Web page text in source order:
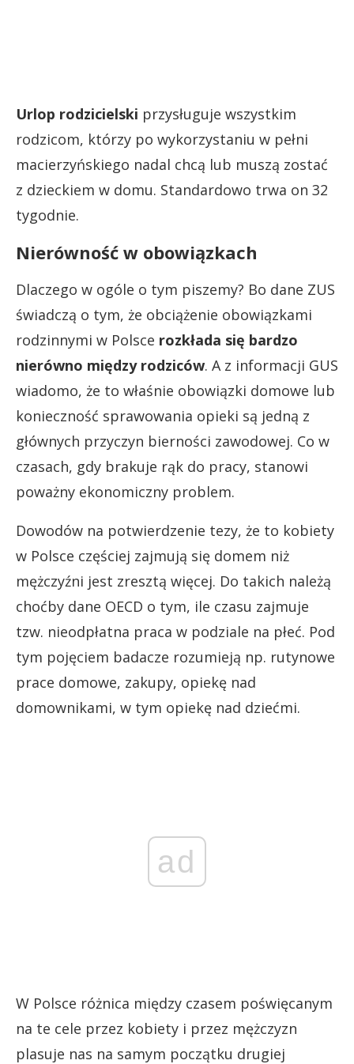
Urlop rodzicielski przysługuje wszystkim
rodzicom, którzy po wykorzystaniu w pełni
macierzyńskiego nadal chcą lub muszą zostać
z dzieckiem w domu. Standardowo trwa on 32
tygodnie.
Nierówność w obowiązkach
Dlaczego w ogóle o tym piszemy? Bo dane ZUS
świadczą o tym, że obciążenie obowiązkami
rodzinnymi w Polsce rozkłada się bardzo
nierówno między rodziców. A z informacji GUS
wiadomo, że to właśnie obowiązki domowe lub
konieczność sprawowania opieki są jedną z
głównych przyczyn bierności zawodowej. Co w
czasach, gdy brakuje rąk do pracy, stanowi
poważny ekonomiczny problem.
Dowodów na potwierdzenie tezy, że to kobiety
w Polsce częściej zajmują się domem niż
mężczyźni jest zresztą więcej. Do takich należą
choćby dane OECD o tym, ile czasu zajmuje
tzw. nieodpłatna praca w podziale na płeć. Pod
tym pojęciem badacze rozumieją np. rutynowe
prace domowe, zakupy, opiekę nad
domownikami, w tym opiekę nad dziećmi.
ad
W Polsce różnica między czasem poświęcanym
na te cele przez kobiety i przez mężczyzn
plasuje nas na samym początku drugiej